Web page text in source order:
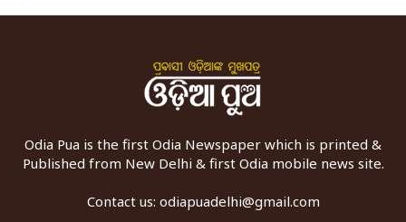
Odia Pua is the first Odia Newspaper which is printed &
Published from New Delhi & first Odia mobile news site.
Contact us: odiapuadelhi@gmail.com